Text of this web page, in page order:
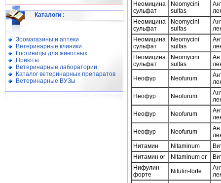
Каталоги :
Зоомагазины и аптеки
Ветеринарные клиники
Гостиницы для животных
Приюты
Ветеринарные лаборатории
Каталог ветеринарных препаратов
Ветеринарные ВУЗы
Неомицина
сульфат
Neomycini
sulfas
Неомицина
сульфат
Neomycini
sulfas
Неомицина
сульфат
Neomycini
sulfas
Неомицина
сульфат
Neomycini
sulfas
Неофур Neofurum
Неофур Neofurum
Неофур Neofurum
Неофур Neofurum
Нитамин
Nitaminum
Нитамин or
Nitaminum or
Нифулин-
форте
Nifulin-forte